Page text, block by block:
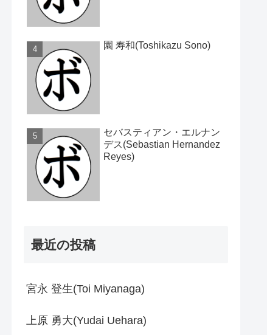
園 寿和(Toshikazu Sono)
セバスティアン・エルナン
デス(Sebastian Hernandez
Reyes)
最近の投稿
宮永 登生(Toi Miyanaga)
上原 勇大(Yudai Uehara)